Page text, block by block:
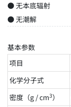
● 无本底辐射
● 无潮解
基本参数
项目
化学分子式
密度（g / cm3）